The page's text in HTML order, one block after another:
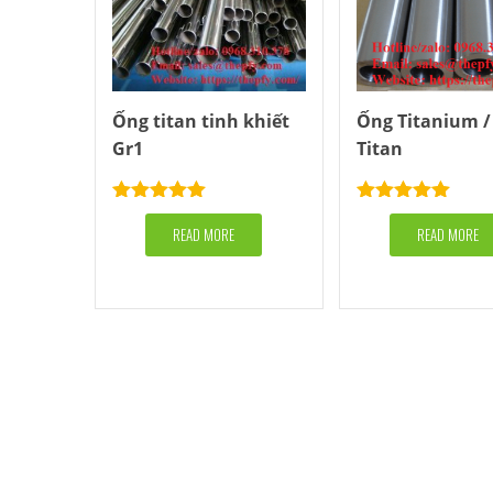
Ống titan tinh khiết
Gr1
Rated5.00
out of 5READ MORE
Ống Titanium /
Titan
Rated5.00
out of 5READ MORE